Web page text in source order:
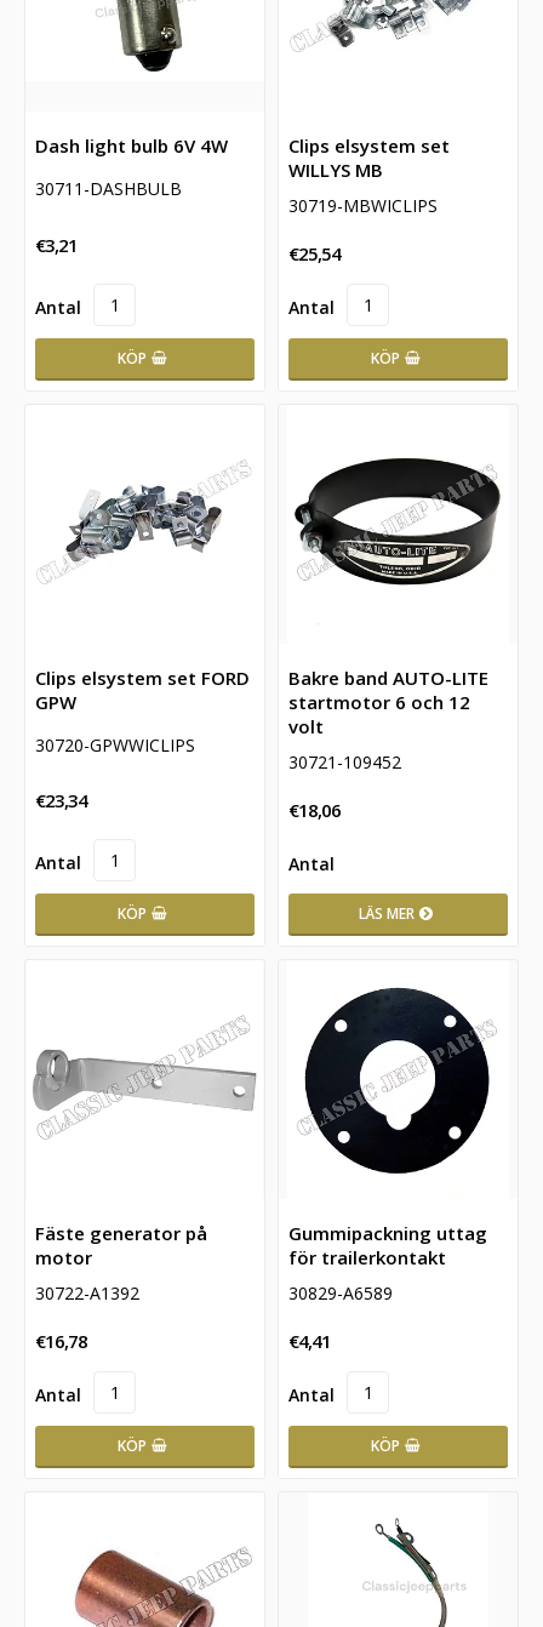
Dash light bulb 6V 4W
30711-DASHBULB
€3,21
KÖP
Clips elsystem set
WILLYS MB
30719-MBWICLIPS
€25,54
KÖP
Clips elsystem set FORD
GPW
30720-GPWWICLIPS
€23,34
KÖP
Bakre band AUTO-LITE
startmotor 6 och 12
volt
30721-109452
€18,06
LÄS MER
Fäste generator på
motor
30722-A1392
€16,78
KÖP
Gummipackning uttag
för trailerkontakt
30829-A6589
€4,41
KÖP